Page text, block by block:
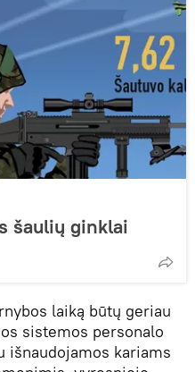
šaulių ginklai
laiką būtų geriau
sistemos personalo
išnaudojamos kariams